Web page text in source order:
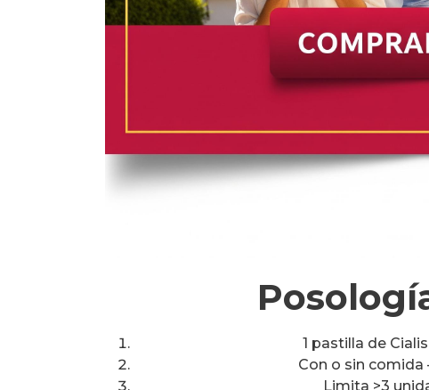
1 pastilla de
Con o sin comida
Limita >3